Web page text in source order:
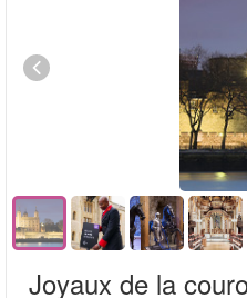
Joyaux de la